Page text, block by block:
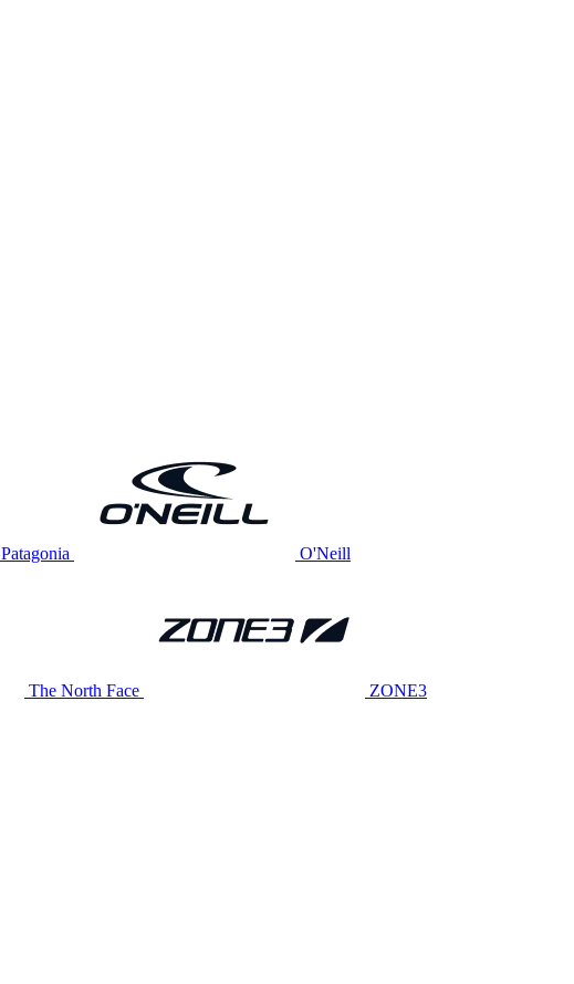
Patagonia O'Neill
The North Face ZONE3